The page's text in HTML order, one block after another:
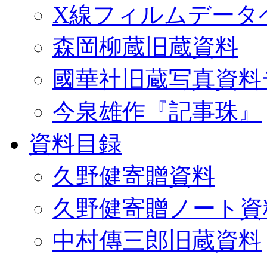
X線フィルムデータ
森岡柳蔵旧蔵資料
國華社旧蔵写真資
今泉雄作『記事珠』
資料目録
久野健寄贈資料
久野健寄贈ノート
中村傳三郎旧蔵資料